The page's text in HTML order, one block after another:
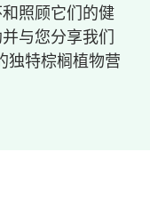
照顾它们的健
与您分享我们
独特棕榈植物营